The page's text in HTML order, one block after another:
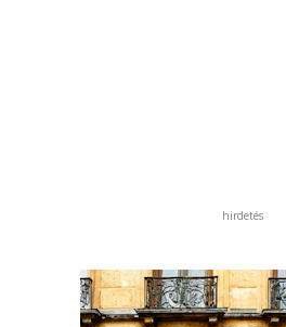
hirdetés